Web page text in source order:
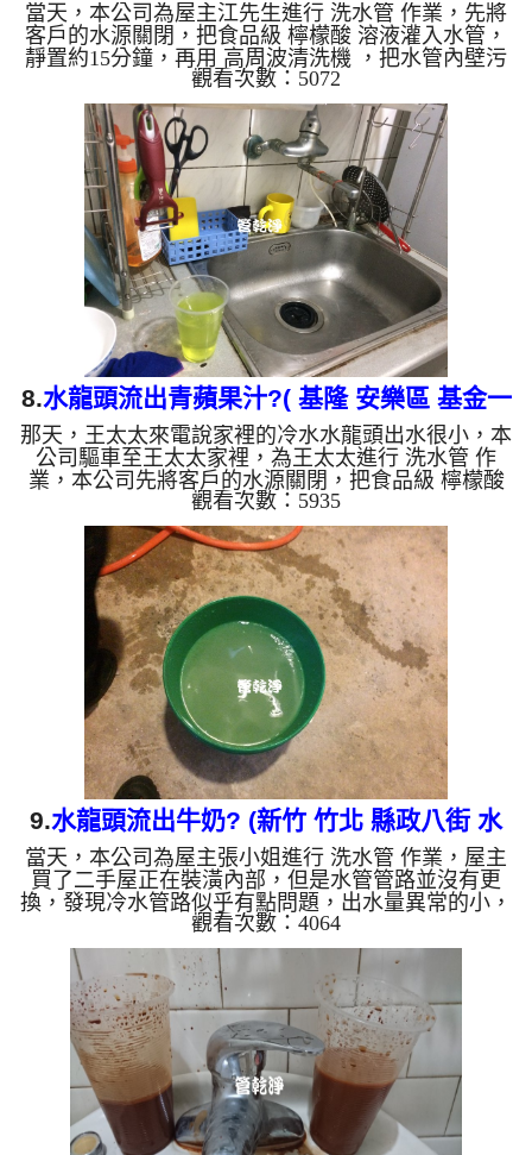
水忽冷忽熱 )
當天，本公司為屋主江先生進行 洗水管 作業，先將
客戶的水源關閉，把食品級 檸檬酸 溶液灌入水管，
靜置約15分鐘，再用 高周波清洗機 ，把水管內壁污
垢和沉積物沖出來，洗出來的髒水呈灰黑色，江先生
剛看到時直說水管裡面怎麼會這樣，房子才15年，水
管裡面那麼髒？而且還一堆異物不斷噴出，如影片圖
片. 如水管老化，會產生鐵鏽跟泥沙堆積，洗出來的
水就會是咖啡色，地下水因含有氧化錳，在管壁上會
結成黑色管垢，洗出來的水會跟石油一樣黑，如是自
來水，有些洗出綠色的水，是因為裡面有銅的物質，
生鏽產生銅綠，如是藍色...
觀看次數：5072
8.水龍頭流出青蘋果汁?( 基隆 安樂區 基金一
路 清洗水管 )
那天，王太太來電說家裡的冷水水龍頭出水很小，本
公司驅車至王太太家裡，為王太太進行 洗水管 作
業，本公司先將客戶的水源關閉，把食品級 檸檬酸
溶液灌入水管，靜置約20分鐘，再用 高周波清洗機
，把水管內壁污垢和沉積物沖出來，一開始沒想到洗
出來的水呈黃綠色，看起來跟青蘋果汁一樣，後面變
成了咖啡色，王太太邊看就邊呼喊Oh My God!，直說
房子才15年而已，水管裡面怎麼髒成這樣？ 如是自
來水，如水管老化，會產生鐵鏽跟泥沙堆積，洗出來
的水就會是咖啡色，地下水因含有氧化錳，在管壁上
會結成黑色管垢，...
觀看次數：5935
9.水龍頭流出牛奶? (新竹 竹北 縣政八街 水
管清洗 )
當天，本公司為屋主張小姐進行 洗水管 作業，屋主
買了二手屋正在裝潢內部，但是水管管路並沒有更
換，發現冷水管路似乎有點問題，出水量異常的小，
本公司先將客戶的水源關閉，把食品級 檸檬酸 溶液
灌入水管，靜置約20分鐘，再用 高周波清洗機 ，把
水管內壁污垢和沉積物沖出來，洗出來的水呈黃白
色，看起來跟牛奶一樣，張小姐看到嚇一跳，直說房
子才10年而以，水管裡面怎麼那麼髒？ 如是自來
水，如水管老化，會產生鐵鏽跟泥沙堆積，洗出來的
水就會是咖啡色，地下水因含有氧化錳，在管壁上會
結成黑色管垢，洗出來的水會跟石...
觀看次數：4064